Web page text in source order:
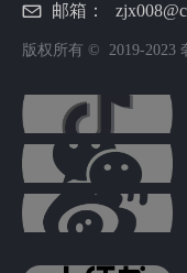
邮箱：
版权所有 ©  2019-2023